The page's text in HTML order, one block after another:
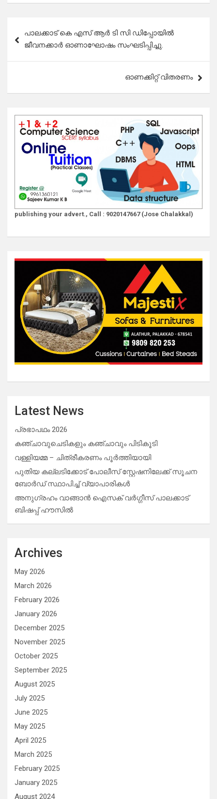
navigation
പാലക്കാട് കെ എസ് ആർ ടി സി ഡിപ്പോയിൽ
ജീവനക്കാർ ഓണാഘോഷം സംഘടിപ്പിച്ചു.
ഓണക്കിറ്റ് വിതരണം
publishing your advert., Call : 9020147667 (Jose Chalakkal)
Latest News
പ്രഭാപഥം 2026
കഞ്ചാവുചെടികളും കഞ്ചാവും പിടികൂടി
വള്ളിയമ്മ – ചിത്രീകരണം പൂർത്തിയായി
പുതിയ കല്ലടിക്കോട് പോലീസ് സ്റ്റേഷനിലേക്ക് സൂചന
ബോർഡ് സ്ഥാപിച്ച് വ്യാപാരികൾ
അനുഗ്രഹം വാങ്ങാൻ ഐസക് വര്‍ഗ്ഗീസ് പാലക്കാട്
ബിഷപ്പ് ഹൗസില്‍
Archives
May 2026
March 2026
February 2026
January 2026
December 2025
November 2025
October 2025
September 2025
August 2025
July 2025
June 2025
May 2025
April 2025
March 2025
February 2025
January 2025
August 2024